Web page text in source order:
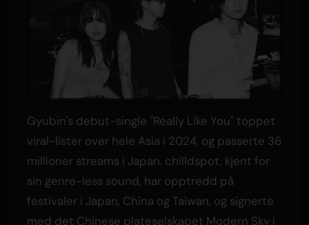
Gyubin's debut-single "Really Like You" toppet
viral-lister over hele Asia i 2024, og passerte 36
millioner streams i Japan. chilldspot, kjent for
sin genre-less sound, har opptredd på
festivaler i Japan, China og Taiwan, og signerte
med det Chinese plateselskapet Modern Sky i